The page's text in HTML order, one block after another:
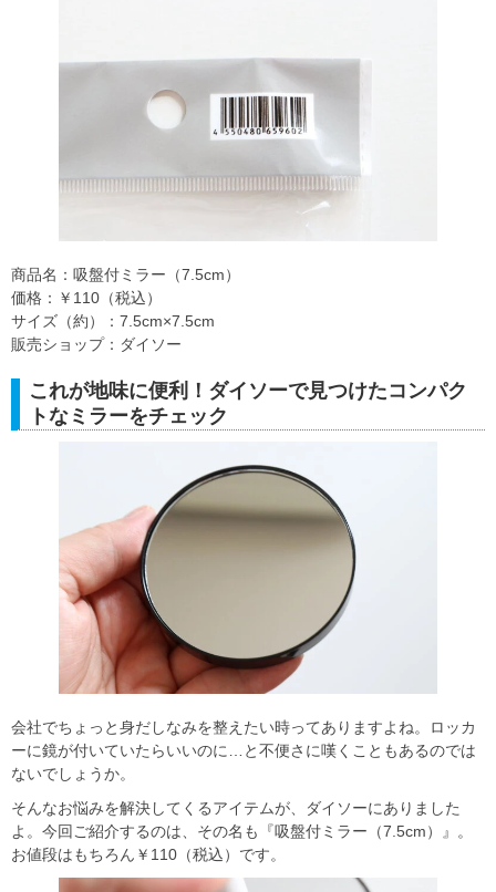
商品名：吸盤付ミラー（7.5cm）
価格：￥110（税込）
サイズ（約）：7.5cm×7.5cm
販売ショップ：ダイソー
これが地味に便利！ダイソーで見つけたコンパク
トなミラーをチェック
会社でちょっと身だしなみを整えたい時ってありますよね。ロッカ
ーに鏡が付いていたらいいのに…と不便さに嘆くこともあるのでは
ないでしょうか。
そんなお悩みを解決してくるアイテムが、ダイソーにありました
よ。今回ご紹介するのは、その名も『吸盤付ミラー（7.5cm）』。
お値段はもちろん￥110（税込）です。